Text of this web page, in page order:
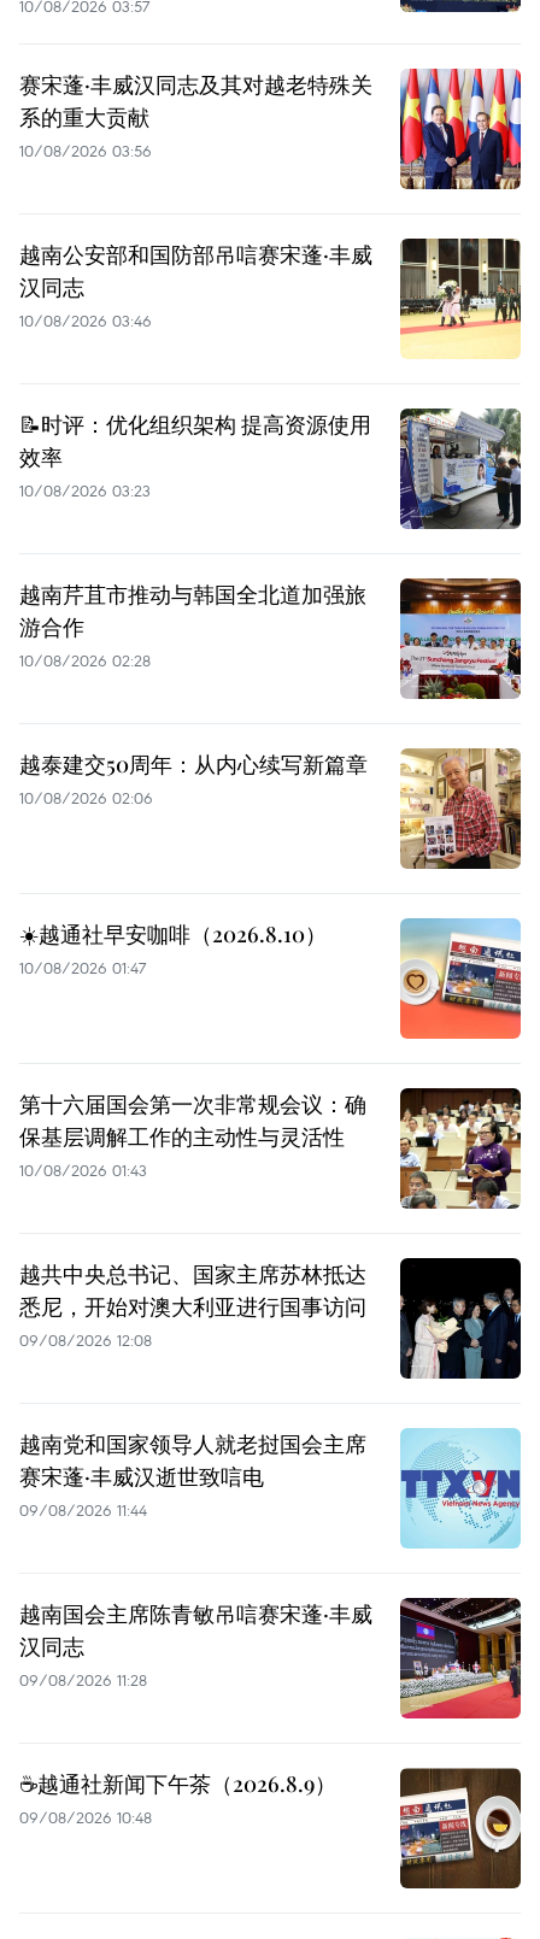
10/08/2026 03:57
赛宋蓬·丰威汉同志及其对越老特殊关
系的重大贡献
10/08/2026 03:56
越南公安部和国防部吊唁赛宋蓬·丰威
汉同志
10/08/2026 03:46
📝时评：优化组织架构 提高资源使用
效率
10/08/2026 03:23
越南芹苴市推动与韩国全北道加强旅
游合作
10/08/2026 02:28
越泰建交50周年：从内心续写新篇章
10/08/2026 02:06
☀️越通社早安咖啡（2026.8.10）
10/08/2026 01:47
第十六届国会第一次非常规会议：确
保基层调解工作的主动性与灵活性
10/08/2026 01:43
越共中央总书记、国家主席苏林抵达
悉尼，开始对澳大利亚进行国事访问
09/08/2026 12:08
越南党和国家领导人就老挝国会主席
赛宋蓬·丰威汉逝世致唁电
09/08/2026 11:44
越南国会主席陈青敏吊唁赛宋蓬·丰威
汉同志
09/08/2026 11:28
☕️越通社新闻下午茶（2026.8.9）
09/08/2026 10:48